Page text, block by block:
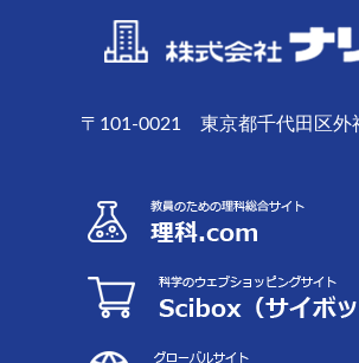
〒101-0021 東京都千代田区外